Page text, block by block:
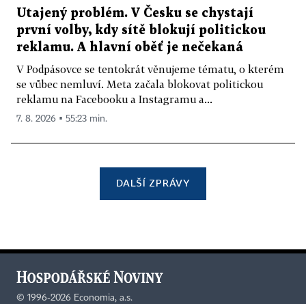
Utajený problém. V Česku se chystají
první volby, kdy sítě blokují politickou
reklamu. A hlavní oběť je nečekaná
V Podpásovce se tentokrát věnujeme tématu, o kterém
se vůbec nemluví. Meta začala blokovat politickou
reklamu na Facebooku a Instagramu a...
7. 8. 2026 ▪ 55:23 min.
DALŠÍ ZPRÁVY
© 1996-2026 Economia, a.s.